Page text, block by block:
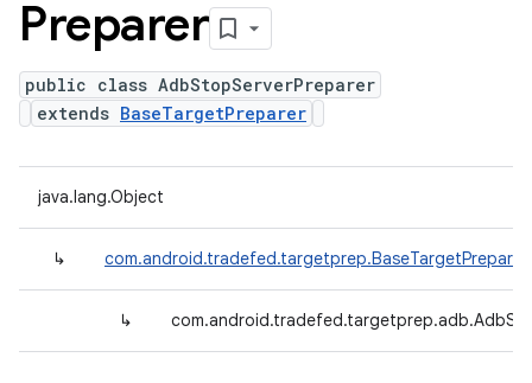
Preparer
public class AdbStopServerPreparer
extends BaseTargetPreparer
java.lang.Object
↳ com.android.tradefed.targetprep.BaseTargetPreparer
↳